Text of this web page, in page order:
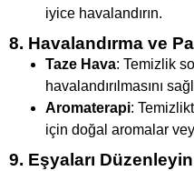
iyice havalandırın.
8. Havalandırma ve
Taze Hava: Temizlik
havalandırılmasını
Aromaterapi:
için doğal aromalar
9. Eşyaları Düzenleyin